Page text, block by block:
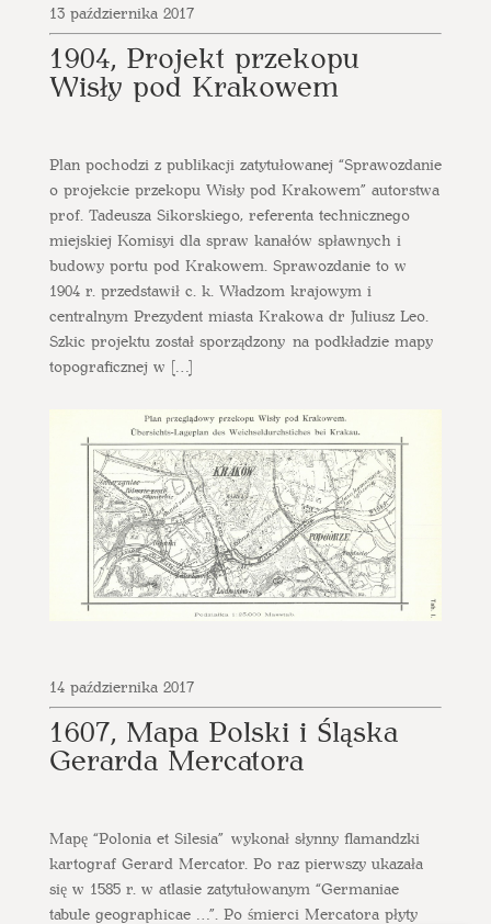
13 października 2017
1904, Projekt przekopu
Wisły pod Krakowem
Plan pochodzi z publikacji zatytułowanej “Sprawozdanie
o projekcie przekopu Wisły pod Krakowem” autorstwa
prof. Tadeusza Sikorskiego, referenta technicznego
miejskiej Komisyi dla spraw kanałów spławnych i
budowy portu pod Krakowem. Sprawozdanie to w
1904 r. przedstawił c. k. Władzom krajowym i
centralnym Prezydent miasta Krakowa dr Juliusz Leo.
Szkic projektu został sporządzony na podkładzie mapy
topograficznej w […]
14 października 2017
1607, Mapa Polski i Śląska
Gerarda Mercatora
Mapę “Polonia et Silesia” wykonał słynny flamandzki
kartograf Gerard Mercator. Po raz pierwszy ukazała
się w 1585 r. w atlasie zatytułowanym “Germaniae
tabule geographicae …”. Po śmierci Mercatora płyty